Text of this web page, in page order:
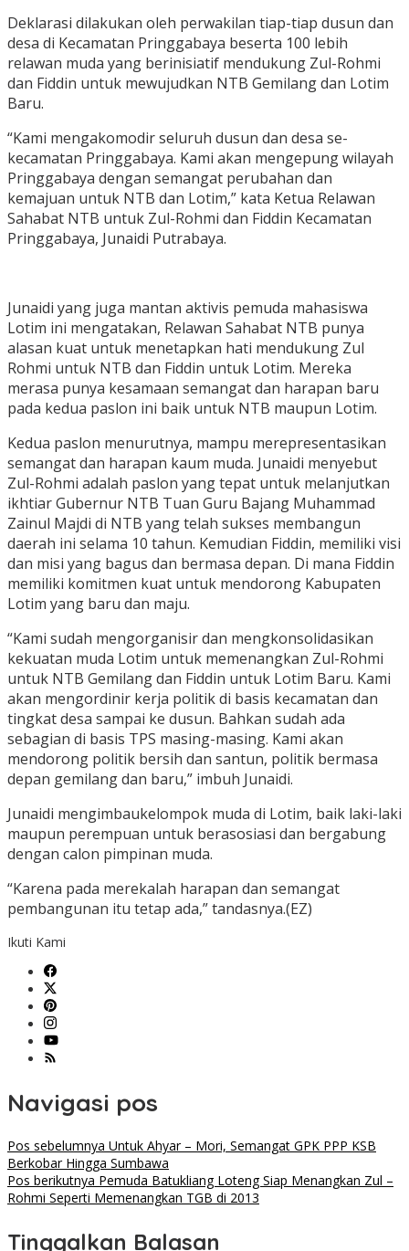
Deklarasi dilakukan oleh perwakilan tiap-tiap dusun dan
desa di Kecamatan Pringgabaya beserta 100 lebih
relawan muda yang berinisiatif mendukung Zul-Rohmi
dan Fiddin untuk mewujudkan NTB Gemilang dan Lotim
Baru.
“Kami mengakomodir seluruh dusun dan desa se-
kecamatan Pringgabaya. Kami akan mengepung wilayah
Pringgabaya dengan semangat perubahan dan
kemajuan untuk NTB dan Lotim,” kata Ketua Relawan
Sahabat NTB untuk Zul-Rohmi dan Fiddin Kecamatan
Pringgabaya, Junaidi Putrabaya.
Junaidi yang juga mantan aktivis pemuda mahasiswa
Lotim ini mengatakan, Relawan Sahabat NTB punya
alasan kuat untuk menetapkan hati mendukung Zul
Rohmi untuk NTB dan Fiddin untuk Lotim. Mereka
merasa punya kesamaan semangat dan harapan baru
pada kedua paslon ini baik untuk NTB maupun Lotim.
Kedua paslon menurutnya, mampu merepresentasikan
semangat dan harapan kaum muda. Junaidi menyebut
Zul-Rohmi adalah paslon yang tepat untuk melanjutkan
ikhtiar Gubernur NTB Tuan Guru Bajang Muhammad
Zainul Majdi di NTB yang telah sukses membangun
daerah ini selama 10 tahun. Kemudian Fiddin, memiliki visi
dan misi yang bagus dan bermasa depan. Di mana Fiddin
memiliki komitmen kuat untuk mendorong Kabupaten
Lotim yang baru dan maju.
“Kami sudah mengorganisir dan mengkonsolidasikan
kekuatan muda Lotim untuk memenangkan Zul-Rohmi
untuk NTB Gemilang dan Fiddin untuk Lotim Baru. Kami
akan mengordinir kerja politik di basis kecamatan dan
tingkat desa sampai ke dusun. Bahkan sudah ada
sebagian di basis TPS masing-masing. Kami akan
mendorong politik bersih dan santun, politik bermasa
depan gemilang dan baru,” imbuh Junaidi.
Junaidi mengimbaukelompok muda di Lotim, baik laki-laki
maupun perempuan untuk berasosiasi dan bergabung
dengan calon pimpinan muda.
“Karena pada merekalah harapan dan semangat
pembangunan itu tetap ada,” tandasnya.(EZ)
Ikuti Kami
Navigasi pos
Pos sebelumnya Untuk Ahyar – Mori, Semangat GPK PPP KSB
Berkobar Hingga Sumbawa
Pos berikutnya Pemuda Batukliang Loteng Siap Menangkan Zul –
Rohmi Seperti Memenangkan TGB di 2013
Tinggalkan Balasan